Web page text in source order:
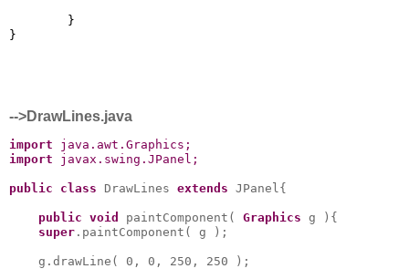
        }
-->DrawLines.java
import java . awt . Graphics ;
import javax . swing . JPanel ;
public class DrawLines extends JPanel{
public void paintComponent( Graphics g ){
super .paintComponent( g );
    g.drawLine( 0, 0, 250, 250 );